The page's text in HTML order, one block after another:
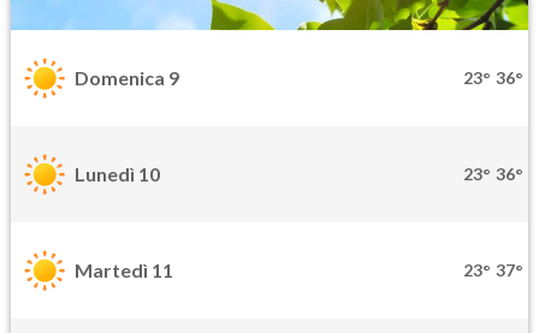
Domenica 9 23° 36°
Lunedì 10 23° 36°
Martedì 11 23° 37°